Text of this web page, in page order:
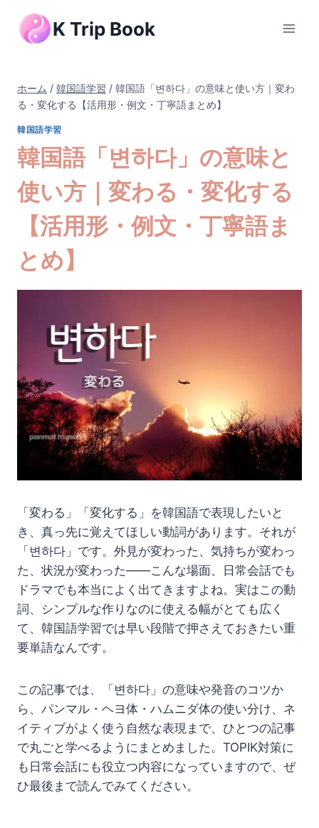
K Trip Book
ホーム / 韓国語学習 / 韓国語「변하다」の意味と使い方｜変わ
る・変化する【活用形・例文・丁寧語まとめ】
韓国語学習
韓国語「변하다」の意味と
使い方｜変わる・変化する
【活用形・例文・丁寧語ま
とめ】
「変わる」「変化する」を韓国語で表現したいと
き、真っ先に覚えてほしい動詞があります。それが
「변하다」です。外見が変わった、気持ちが変わっ
た、状況が変わった——こんな場面、日常会話でも
ドラマでも本当によく出てきますよね。実はこの動
詞、シンプルな作りなのに使える幅がとても広く
て、韓国語学習では早い段階で押さえておきたい重
要単語なんです。
この記事では、「변하다」の意味や発音のコツか
ら、パンマル・ヘヨ体・ハムニダ体の使い分け、ネ
イティブがよく使う自然な表現まで、ひとつの記事
で丸ごと学べるようにまとめました。TOPIK対策に
も日常会話にも役立つ内容になっていますので、ぜ
ひ最後まで読んでみてください。